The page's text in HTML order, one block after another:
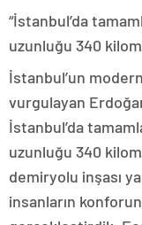
“İstanbul’da
uzunluğu 340
İstanbul’un
vurgulayan
İstanbul’da
uzunluğu 340
demiryolu inşası
insanların